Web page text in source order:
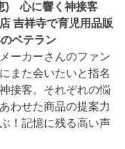
) 心に響く神接客
吉祥寺で育児用品販
ベテラン
ーカーさんのファン
また会いたいと指名
接客。それぞれの悩
わせた商品の提案力
！記憶に残る高い声